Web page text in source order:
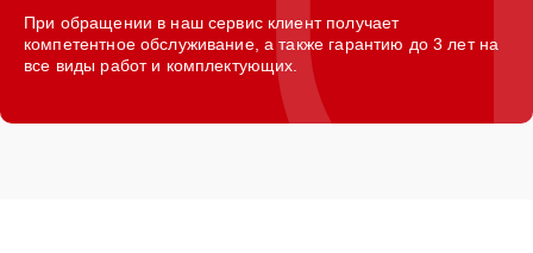
При обращении в наш сервис клиент получает
компетентное обслуживание, а также гарантию до 3 лет на
все виды работ и комплектующих.